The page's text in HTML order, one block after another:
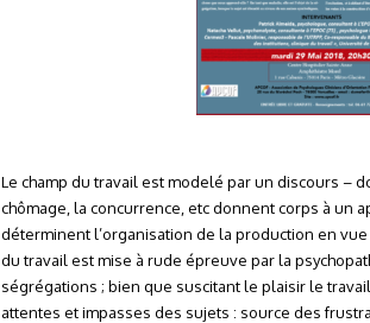
Le champ du travail est modelé par un discours –
chômage, la concurrence, etc donnent corps à un
déterminent l’organisation de la production en
du travail est mise à rude épreuve par la
ségrégations ; bien que suscitant le plaisir le
attentes et impasses des sujets : source des